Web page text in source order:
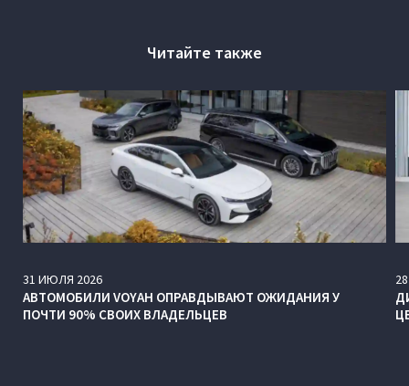
Читайте также
31 ИЮЛЯ 2026
АВТОМОБИЛИ VOYAH ОПРАВДЫВАЮТ ОЖИДАНИЯ У
ПОЧТИ 90% СВОИХ ВЛАДЕЛЬЦЕВ
28